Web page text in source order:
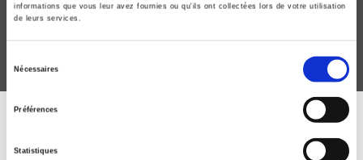
informations que vous leur avez fournies ou qu'ils ont collectées lors de votre utilisation
de leurs services.
Nécessaires
Préférences
Statistiques
ABONNEZ-VOUS À NOS